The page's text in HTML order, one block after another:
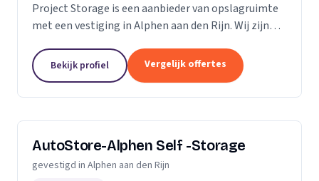
Project Storage is een aanbieder van opslagruimte
met een vestiging in Alphen aan den Rijn. Wij zijn
Bekijk profiel Vergelijk offertes
AutoStore-Alphen Self -Storage
gevestigd in Alphen aan den Rijn